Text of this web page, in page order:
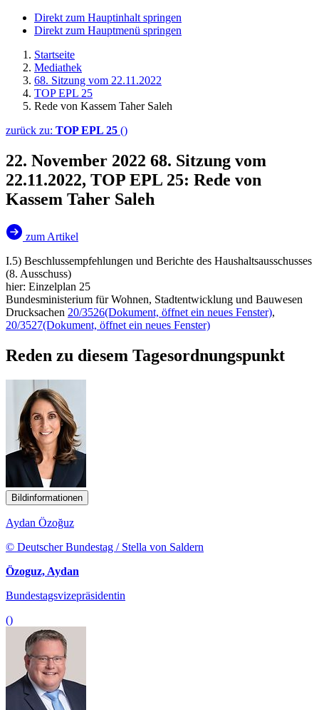
Direkt zum Hauptinhalt springen
Direkt zum Hauptmenü springen
Startseite
Mediathek
68. Sitzung vom 22.11.2022
TOP EPL 25
Rede von Kassem Taher Saleh
zurück zu: TOP EPL 25 ()
22. November 2022 68. Sitzung vom
22.11.2022, TOP EPL 25: Rede von
Kassem Taher Saleh
zum Artikel
I.5) Beschlussempfehlungen und Berichte des Haushaltsausschusses
(8. Ausschuss)
hier: Einzelplan 25
Bundesministerium für Wohnen, Stadtentwicklung und Bauwesen
Drucksachen 20/3526(Dokument, öffnet ein neues Fenster),
20/3527(Dokument, öffnet ein neues Fenster)
Reden zu diesem Tagesordnungspunkt
Bildinformationen
Aydan Özoğuz
© Deutscher Bundestag / Stella von Saldern
Özoguz, Aydan
Bundestagsvizepräsidentin
()